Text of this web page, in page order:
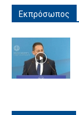
Εκπρόσωπος